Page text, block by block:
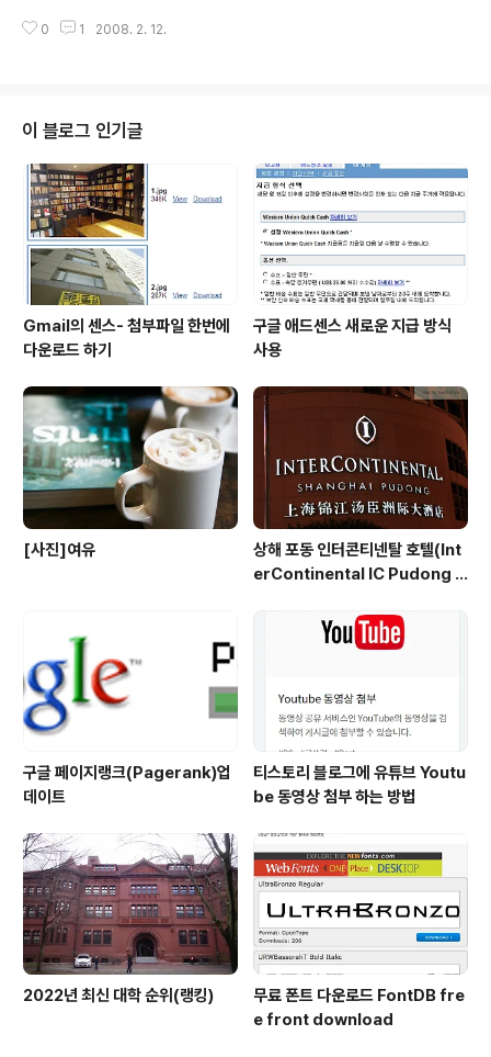
es가 많아서 참 좋습니다. 일단 저가 사용하고 있는 것을
는 모질라회사에서 내놓은 웹브라우저 인데 현재 유럽에서
퓨터 시스템을 새로 깔았을 때 무엇이든지 백업해놓았던
것들을 복구해서 인차 사용할 수 있는 방법을 자주 찾아보
고 합니다. 아니나 다를가 막대한 기능을 소유한 파이퍼폭
스 플러그인중에 이런 기능을 제공하는 플러그인이 있었네
요..역시 구글 검색해서 알았습니다. 일단 이 플러그인은 Fi
refox Environment Ba..
0 1 2008. 2. 12.
이 블로그 인기글
Gmail의 센스- 첨부파일 한번에
다운로드 하기
구글 애드센스 새로운 지급 방식
사용
[사진]여유
상해 포동 인터콘티넨탈 호텔(Int
erContinental IC Pudong S
구글 페이지랭크(Pagerank)업
데이트
티스토리 블로그에 유튜브 Youtu
be 동영상 첨부 하는 방법
2022년 최신 대학 순위(랭킹)
무료 폰트 다운로드 FontDB fre
e front download